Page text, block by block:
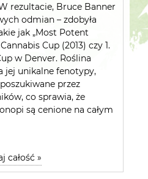
rezultacie, Bruce Banner
odmian – zdobyła
jak „Most Potent
Cup (2013) czy 1.
w Denver. Roślina
jej unikalne fenotypy,
przez
co sprawia, że
są cenione na całym
całość »